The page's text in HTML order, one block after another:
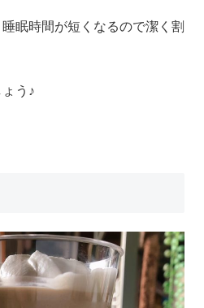
眠時間が短くなるので潔く割
う♪